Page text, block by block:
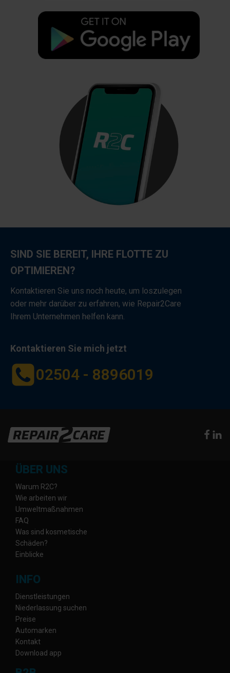
SIND SIE BEREIT, IHRE FLOTTE ZU
OPTIMIEREN?
Kontaktieren Sie uns noch heute, um loszulegen
oder mehr darüber zu erfahren, wie Repair2Care
Ihrem Unternehmen helfen kann.
Kontaktieren Sie mich jetzt
02504 - 8896019
ÜBER UNS
Warum R2C?
Wie arbeiten wir
Umweltmaßnahmen
FAQ
Was sind kosmetische
Schäden?
Einblicke
INFO
Dienstleistungen
Niederlassung suchen
Preise
Automarken
Kontakt
Download app